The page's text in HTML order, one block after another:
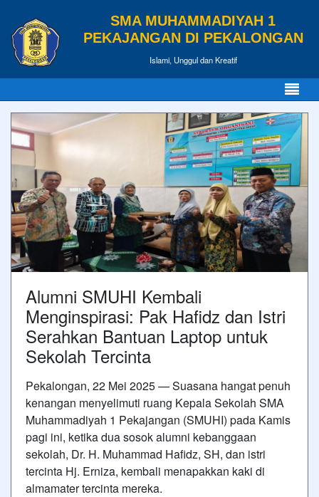
SMA MUHAMMADIYAH 1
PEKAJANGAN DI PEKALONGAN
Islami, Unggul dan Kreatif
Alumni SMUHI Kembali
Menginspirasi: Pak Hafidz dan Istri
Serahkan Bantuan Laptop untuk
Sekolah Tercinta
Pekalongan, 22 Mei 2025 — Suasana hangat penuh
kenangan menyelimuti ruang Kepala Sekolah SMA
Muhammadiyah 1 Pekajangan (SMUHI) pada Kamis
pagi ini, ketika dua sosok alumni kebanggaan
sekolah, Dr. H. Muhammad Hafidz, SH, dan istri
tercinta Hj. Erniza, kembali menapakkan kaki di
almamater tercinta mereka.